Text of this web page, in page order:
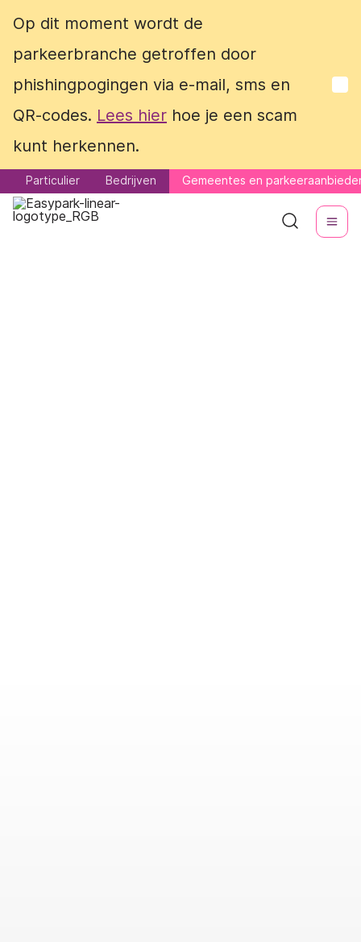
Op dit moment wordt de
parkeerbranche getroffen door
phishingpogingen via e-mail, sms en
QR-codes. Lees hier hoe je een scam
kunt herkennen.
Particulier Bedrijven Gemeentes en
Op dit moment wordt de
parkeerbranche getroffen door
phishingpogingen via e-mail, sms en
QR-codes. Lees hier hoe je een scam
kunt herkennen.
Particulier Bedrijven Gemeentes en